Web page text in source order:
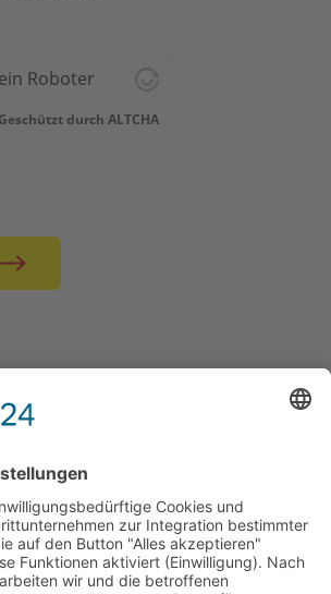
Roboter
Geschützt durch ALTCHA